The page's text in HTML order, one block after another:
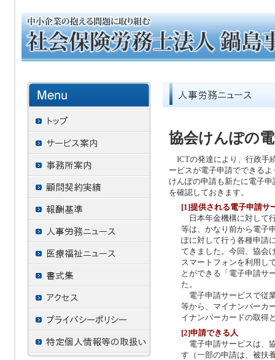
協会けんぽの
ICTの発達により、行政手
ービスが電子申請でできる
けんぽの申請も新たに電子
を確認しておきます。
[1]提供される電子申請サ
日本年金機構に対して
等は、かなり前から電子
ぽに対して行う各種申請
てきました。今回、協会
スマートフォンを利用し
とができる「電子申請サ
た。
電子申請サービスで従
等から、マイナンバーカ
イナンバーカードの取得
[2]申請できる人
電子申請サービスは、
す（一部の申請は、被扶